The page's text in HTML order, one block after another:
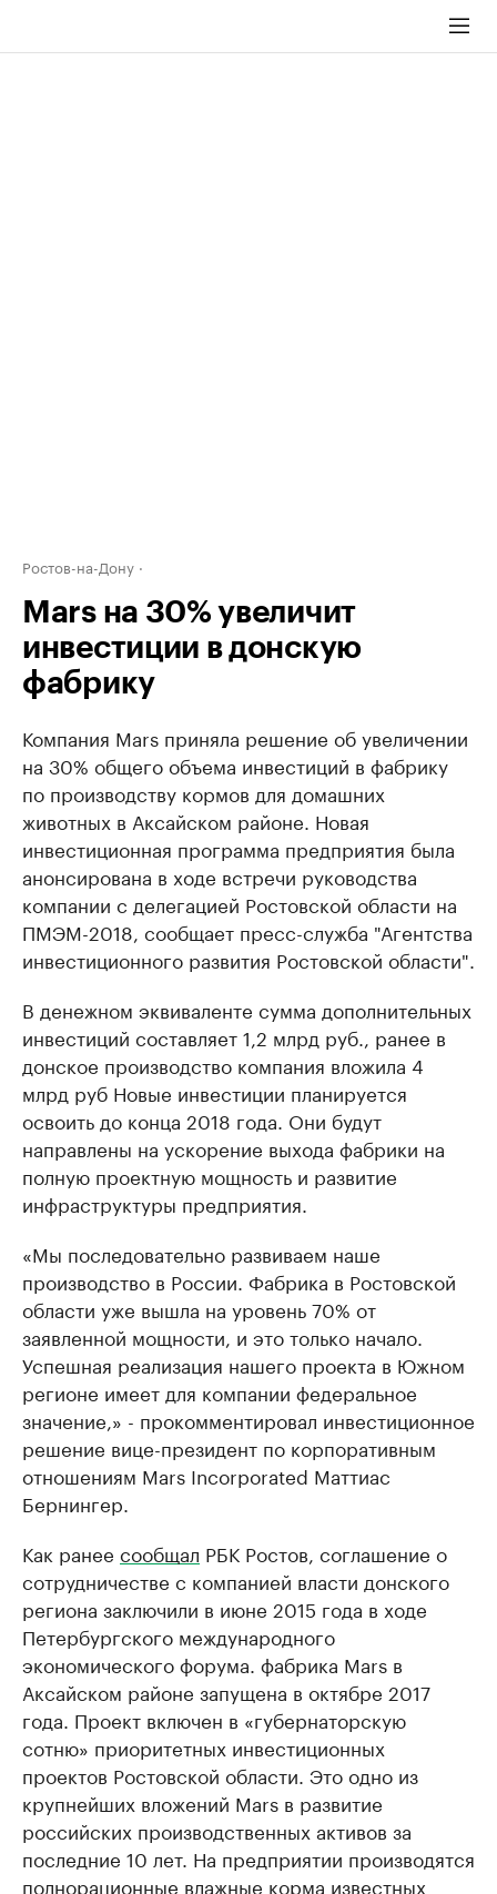
Ростов-на-Дону
Mars на 30% увеличит
инвестиции в донскую
фабрику
Компания Mars приняла решение об увеличении
на 30% общего объема инвестиций в фабрику
по производству кормов для домашних
животных в Аксайском районе. Новая
инвестиционная программа предприятия была
анонсирована в ходе встречи руководства
компании с делегацией Ростовской области на
ПМЭМ-2018, сообщает пресс-служба "Агентства
инвестиционного развития Ростовской области".
В денежном эквиваленте сумма дополнительных
инвестиций составляет 1,2 млрд руб., ранее в
донское производство компания вложила 4
млрд руб Новые инвестиции планируется
освоить до конца 2018 года. Они будут
направлены на ускорение выхода фабрики на
полную проектную мощность и развитие
инфраструктуры предприятия.
«Мы последовательно развиваем наше
производство в России. Фабрика в Ростовской
области уже вышла на уровень 70% от
заявленной мощности, и это только начало.
Успешная реализация нашего проекта в Южном
регионе имеет для компании федеральное
значение,» - прокомментировал инвестиционное
решение вице-президент по корпоративным
отношениям Mars Incorporated Маттиас
Бернингер.
Как ранее сообщал РБК Ростов, соглашение о
сотрудничестве с компанией власти донского
региона заключили в июне 2015 года в ходе
Петербургского международного
экономического форума. фабрика Mars в
Аксайском районе запущена в октябре 2017
года. Проект включен в «губернаторскую
сотню» приоритетных инвестиционных
проектов Ростовской области. Это одно из
крупнейших вложений Mars в развитие
российских производственных активов за
последние 10 лет. На предприятии производятся
полнорационные влажные корма известных